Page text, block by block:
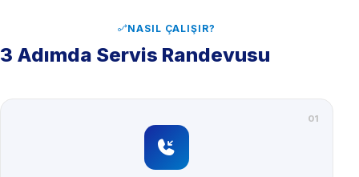
NASIL ÇALIŞIR?
3 Adımda Servis Randevusu
01